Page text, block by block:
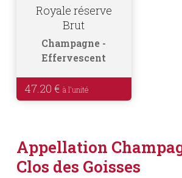
Royale réserve
Brut
Champagne
Effervescent
47.20 €
Appellation
Clos des Goisses